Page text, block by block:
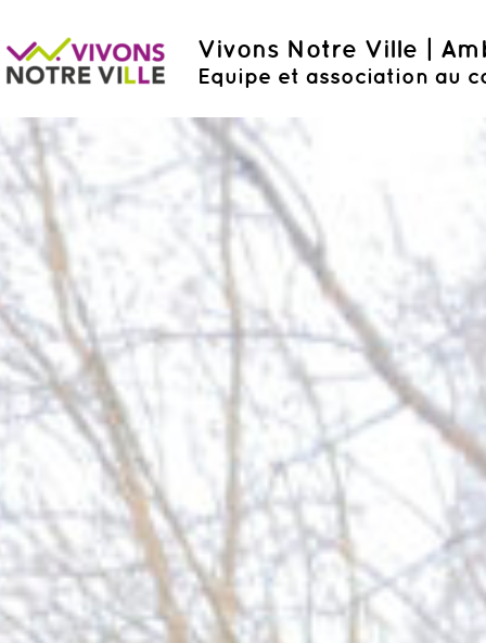
Vivons Notre Ville |
Equipe et association au